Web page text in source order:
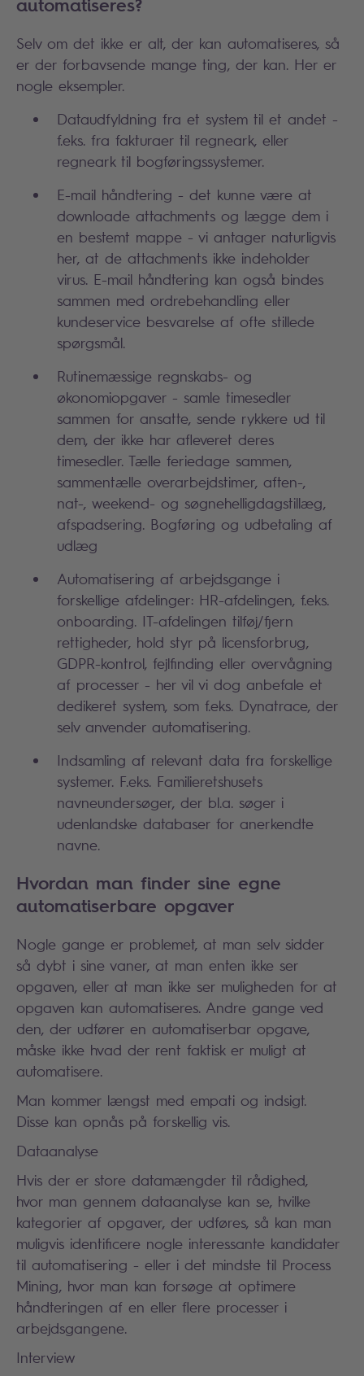
Selv om det ikke er alt, der kan automatiseres, så
er der forbavsende mange ting, der kan. Her er
nogle eksempler.
Dataudfyldning fra et system til et andet -
f.eks. fra fakturaer til regneark, eller
regneark til bogføringssystemer.
E-mail håndtering - det kunne være at
downloade attachments og lægge dem i
en bestemt mappe - vi antager naturligvis
her, at de attachments ikke indeholder
virus. E-mail håndtering kan også bindes
sammen med ordrebehandling eller
kundeservice besvarelse af ofte stillede
spørgsmål.
Rutinemæssige regnskabs- og
økonomiopgaver - samle timesedler
sammen for ansatte, sende rykkere ud til
dem, der ikke har afleveret deres
timesedler. Tælle feriedage sammen,
sammentælle overarbejdstimer, aften-,
nat-, weekend- og søgnehelligdagstillæg,
afspadsering. Bogføring og udbetaling af
udlæg
Automatisering af arbejdsgange i
forskellige afdelinger: HR-afdelingen, f.eks.
onboarding. IT-afdelingen tilføj/fjern
rettigheder, hold styr på licensforbrug,
GDPR-kontrol, fejlfinding eller overvågning
af processer - her vil vi dog anbefale et
dedikeret system, som f.eks. Dynatrace, der
selv anvender automatisering.
Indsamling af relevant data fra forskellige
systemer. F.eks. Familieretshusets
navneundersøger, der bl.a. søger i
udenlandske databaser for anerkendte
navne.
Hvordan man finder sine egne
automatiserbare opgaver
Nogle gange er problemet, at man selv sidder
så dybt i sine vaner, at man enten ikke ser
opgaven, eller at man ikke ser muligheden for at
opgaven kan automatiseres. Andre gange ved
den, der udfører en automatiserbar opgave,
måske ikke hvad der rent faktisk er muligt at
automatisere.
Man kommer længst med empati og indsigt.
Disse kan opnås på forskellig vis.
Dataanalyse
Hvis der er store datamængder til rådighed,
hvor man gennem dataanalyse kan se, hvilke
kategorier af opgaver, der udføres, så kan man
muligvis identificere nogle interessante kandidater
til automatisering - eller i det mindste til Process
Mining, hvor man kan forsøge at optimere
håndteringen af en eller flere processer i
arbejdsgangene.
Interview